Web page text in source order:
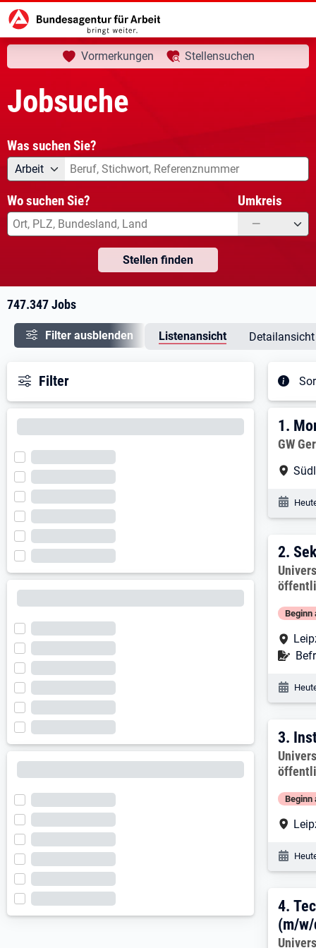
Startseite Jobsuche aktuelle Seite:
Ihre Suche
Vormerkungen Stellensuchen
Jobsuche
Was suchen Sie?
Angebotsart
Arbeit Was suchen Sie?
Wo suchen Sie? Umkreis
—
Stellen finden
747.347 Jobs
Filter ausblenden Listenansicht Detailansicht
Filter
1.
1.
GW
2.
2.
Beginn
3.
3.
Beginn
4.
4.
(m/